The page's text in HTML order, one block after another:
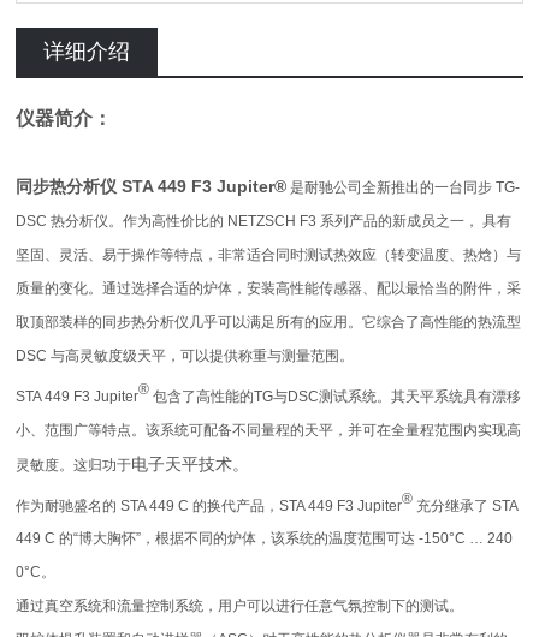
详细介绍
仪器简介：
同步热分析仪 STA 449 F3 Jupiter® 是耐驰公司全新推出的一台同步 TG-
DSC 热分析仪。作为高性价比的 NETZSCH F3 系列产品的新成员之一， 具有
坚固、灵活、易于操作等特点，非常适合同时测试热效应（转变温度、热焓）与
质量的变化。通过选择合适的炉体，安装高性能传感器、配以最恰当的附件，采
取顶部装样的同步热分析仪几乎可以满足所有的应用。它综合了高性能的热流型
DSC 与高灵敏度级天平，可以提供称重与测量范围。
STA 449 F3 Jupiter® 包含了高性能的TG与DSC测试系统。其天平系统具有漂移
小、范围广等特点。该系统可配备不同量程的天平，并可在全量程范围内实现高
灵敏度。这归功于电子天平技术。
作为耐驰盛名的 STA 449 C 的换代产品，STA 449 F3 Jupiter® 充分继承了 STA
449 C 的“博大胸怀”，根据不同的炉体，该系统的温度范围可达 -150°C … 240
0°C。
通过真空系统和流量控制系统，用户可以进行任意气氛控制下的测试。